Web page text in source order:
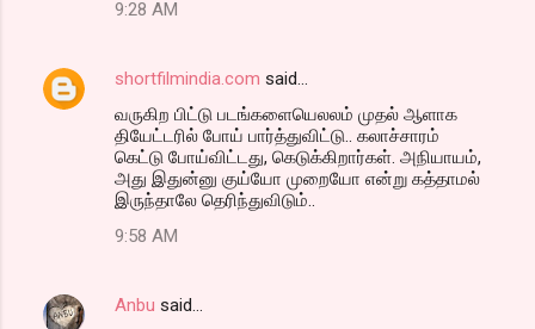
9:28 AM
shortfilmindia.com said…
வருகிற பிட்டு படங்களையெலலம் முதல் ஆளாக
தியேட்டரில் போய் பார்த்துவிட்டு.. கலாச்சாரம்
கெட்டு போய்விட்டது, கெடுக்கிறார்கள். அநியாயம்,
அது இதுன்னு குய்யோ முறையோ என்று கத்தாமல்
இருந்தாலே தெரிந்துவிடும்..
9:58 AM
Anbu said…